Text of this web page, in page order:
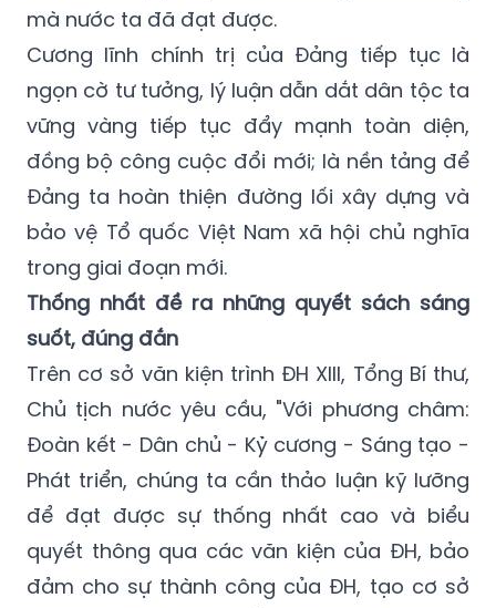
mà nước ta đã đạt được.
Cương lĩnh chính trị của Đảng tiếp tục là
ngọn cờ tư tưởng, lý luận dẫn dắt dân tộc ta
vững vàng tiếp tục đẩy mạnh toàn diện,
đồng bộ công cuộc đổi mới; là nền tảng để
Đảng ta hoàn thiện đường lối xây dựng và
bảo vệ Tổ quốc Việt Nam xã hội chủ nghĩa
trong giai đoạn mới.
Thống nhất đề ra những quyết sách sáng
suốt, đúng đắn
Trên cơ sở văn kiện trình ĐH XIII, Tổng Bí thư,
Chủ tịch nước yêu cầu, "Với phương châm:
Đoàn kết - Dân chủ - Kỷ cương - Sáng tạo -
Phát triển, chúng ta cần thảo luận kỹ lưỡng
để đạt được sự thống nhất cao và biểu
quyết thông qua các văn kiện của ĐH, bảo
đảm cho sự thành công của ĐH, tạo cơ sở